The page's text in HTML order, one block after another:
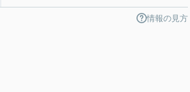
情報の見方